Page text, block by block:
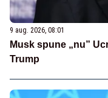
9 aug. 2026, 08:01
Musk spune „nu”
Trump